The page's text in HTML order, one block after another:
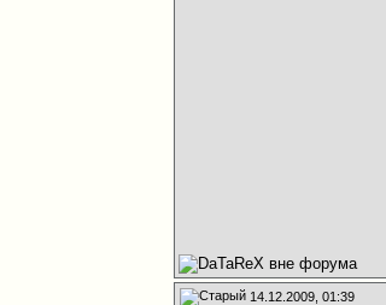
14.12.2009, 01:39